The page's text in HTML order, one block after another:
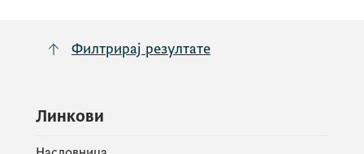
Филтрирај резултате
Линкови